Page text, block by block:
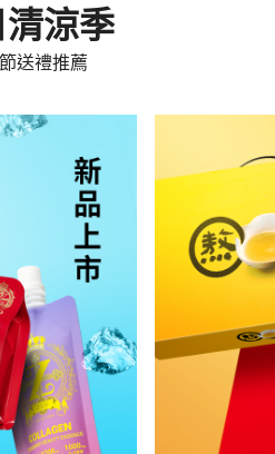
清涼季
送禮推薦